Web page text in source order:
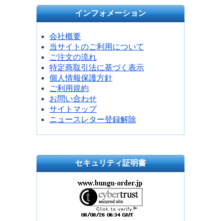
インフォメーション
会社概要
当サイトのご利用について
ご注文の流れ
特定商取引法に基づく表示
個人情報保護方針
ご利用規約
お問い合わせ
サイトマップ
ニュースレター登録解除
セキュリティ証明書